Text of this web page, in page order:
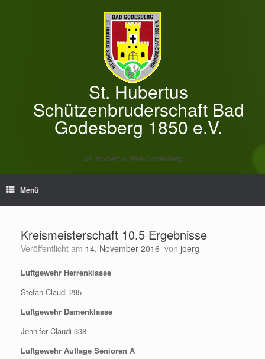
St. Hubertus
Schützenbruderschaft Bad
Godesberg 1850 e.V.
St. Hubertus Bad Godesberg
Menü
Kreismeisterschaft 10.5 Ergebnisse
Veröffentlicht am 14. November 2016 von joerg
Luftgewehr Herrenklasse
Stefan Claudi 295
Luftgewehr Damenklasse
Jennifer Claudi 338
Luftgewehr Auflage Senioren A